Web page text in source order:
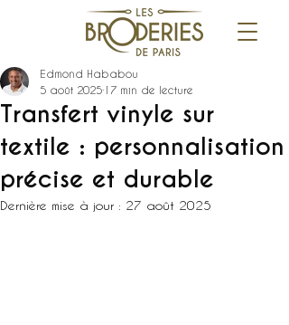
Transfert vinyle sur
textile : personnalisation
précise et durable
Edmond Hababou
5 août 2025 17 min de lecture
Dernière mise à jour : 27 août 2025